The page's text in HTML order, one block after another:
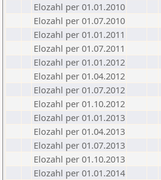
Elozahl per 01.01.2010
Elozahl per 01.07.2010
Elozahl per 01.01.2011
Elozahl per 01.07.2011
Elozahl per 01.01.2012
Elozahl per 01.04.2012
Elozahl per 01.07.2012
Elozahl per 01.10.2012
Elozahl per 01.01.2013
Elozahl per 01.04.2013
Elozahl per 01.07.2013
Elozahl per 01.10.2013
Elozahl per 01.01.2014